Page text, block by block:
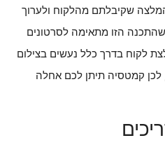
שקיבלתם מהלקוח ולערוך
הזו מתאימה לסרטונים
לקוח בדרך כלל נעשים בצילום
לכן קמטסיה תיתן לכם אחלה